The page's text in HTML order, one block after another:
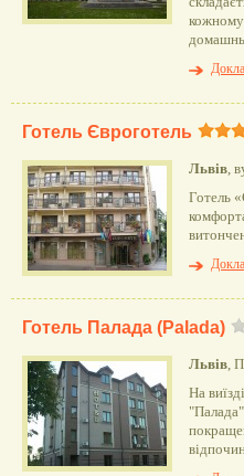
Готель Євроготель
Львів,
Готель
Готель Палада (Palada)
Львів,
На